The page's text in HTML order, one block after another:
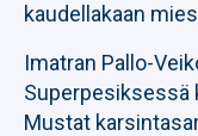
kaudellakaan
Imatran Pallo-
Superpesiksessä
Mustat